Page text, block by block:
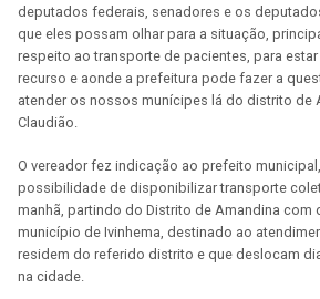
deputados federais, senadores e os
que eles possam olhar para a situação,
respeito ao transporte de pacientes, para
recurso e aonde a prefeitura pode fazer a
atender os nossos munícipes lá do distrito de
Claudião.
O vereador fez indicação ao prefeito
possibilidade de disponibilizar transporte
manhã, partindo do Distrito de Amandina com
município de Ivinhema, destinado ao
residem do referido distrito e que deslocam
na cidade.